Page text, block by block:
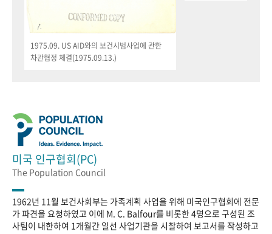
1975.09. US AID와의 보건시범사업에 관한
차관협정 체결(1975.09.13.)
미국 인구협회(PC)
The Population Council
1962년 11월 보건사회부는 가족계획 사업을 위해 미국인구협회에 전문
가 파견을 요청하였고 이에 M. C. Balfour를 비롯한 4명으로 구성된 조
사팀이 내한하여 1개월간 일선 사업기관을 시찰하여 보고서를 작성하고